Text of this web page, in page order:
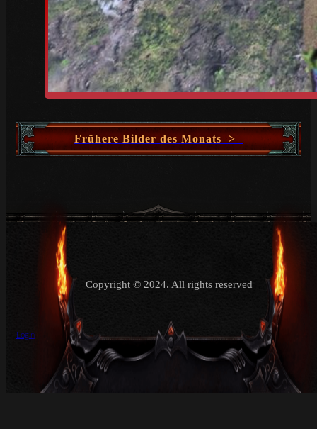
Frühere Bilder des Monats >
Copyright © 2024. All rights reserved
Login